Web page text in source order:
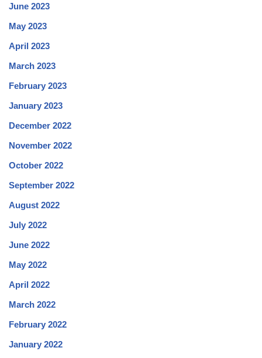
June 2023
May 2023
April 2023
March 2023
February 2023
January 2023
December 2022
November 2022
October 2022
September 2022
August 2022
July 2022
June 2022
May 2022
April 2022
March 2022
February 2022
January 2022